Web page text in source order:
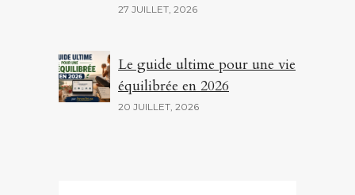
27 JUILLET, 2026
Le guide ultime pour une vie
équilibrée en 2026
20 JUILLET, 2026